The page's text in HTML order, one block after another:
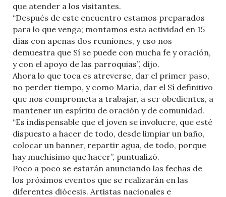
que atender a los visitantes.
“Después de este encuentro estamos preparados
para lo que venga; montamos esta actividad en 15
días con apenas dos reuniones, y eso nos
demuestra que Sí se puede con mucha fe y oración,
y con el apoyo de las parroquias”, dijo.
Ahora lo que toca es atreverse, dar el primer paso,
no perder tiempo, y como María, dar el Sí definitivo
que nos comprometa a trabajar, a ser obedientes, a
mantener un espíritu de oración y de comunidad.
“Es indispensable que el joven se involucre, que esté
dispuesto a hacer de todo, desde limpiar un baño,
colocar un banner, repartir agua, de todo, porque
hay muchísimo que hacer”, puntualizó.
Poco a poco se estarán anunciando las fechas de
los próximos eventos que se realizarán en las
diferentes diócesis. Artistas nacionales e